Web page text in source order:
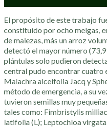
El propósito de este trabajo
constituido por ocho melgas,
de malezas, más un arroz
detectó el mayor número
plántulas solo pudieron
central pudo encontrar cuatro
Malachra alceifolia Jacq y
método de emergencia, a su
tuvieron semillas muy
tales como: Fimbristylis
latifolia (L); Leptochloa